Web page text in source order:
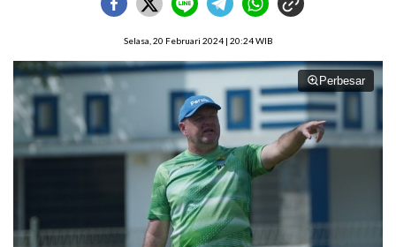
Selasa, 20 Februari 2024 | 20:24 WIB
Perbesar